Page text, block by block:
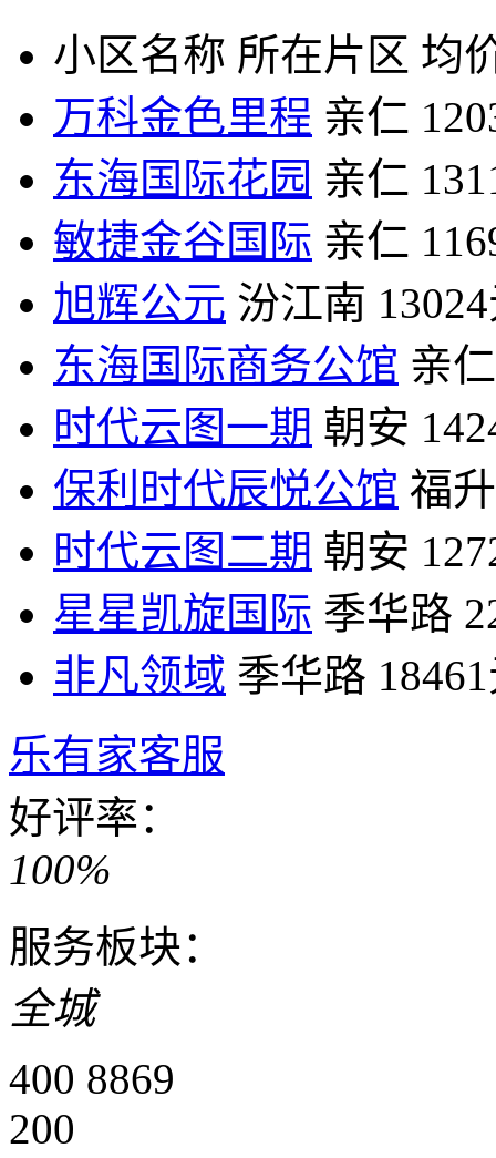
小区名称 所在片区 均
万科金色里程 亲仁
东海国际花园 亲仁
敏捷金谷国际 亲仁
旭辉公元 汾江南
东海国际商务公馆 亲仁
时代云图一期 朝安
保利时代辰悦公馆 福升
时代云图二期 朝安
星星凯旋国际 季华路
非凡领域 季华路
乐有家客服
好评率：
100%
服务板块：
全城
400 8869
200